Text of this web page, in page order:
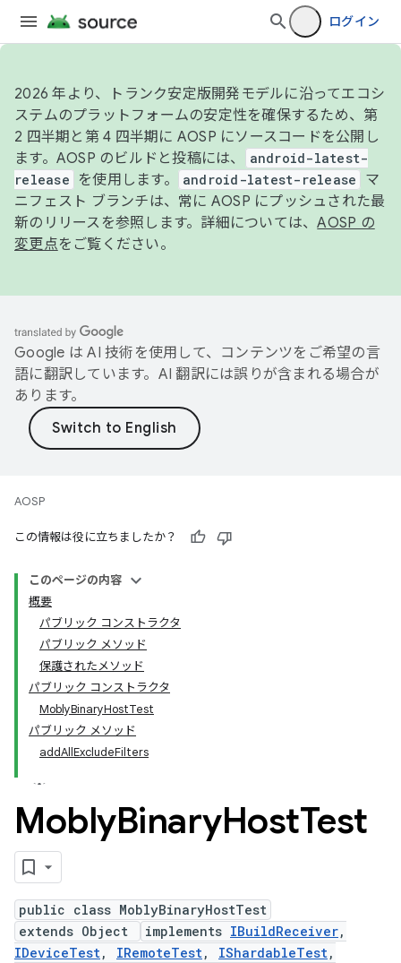
ログイン
2026 年より、トランク安定版開発モデルに沿ってエコシ
ステムのプラットフォームの安定性を確保するため、第
2 四半期と第 4 四半期に AOSP にソースコードを公開し
ます。AOSP のビルドと投稿には、
android-latest-
release
を使用します。 android-latest-release
マ
ニフェスト ブランチは、常に AOSP にプッシュされた最
新のリリースを参照します。詳細については、AOSP の
変更点をご覧ください。
Google は AI 技術を使用して、コンテンツをご希望の言
語に翻訳しています。AI 翻訳には誤りが含まれる場合が
あります。
AOSP
この情報は役に立ちましたか？
このページの内容
概要
パブリック コンストラクタ
パブリック メソッド
保護されたメソッド
パブリック コンストラクタ
MoblyBinaryHostTest
パブリック メソッド
addAllExcludeFilters
MoblyBinaryHostTest
public class MoblyBinaryHostTest
extends Object
implements IBuildReceiver,
IDeviceTest, IRemoteTest, IShardableTest,